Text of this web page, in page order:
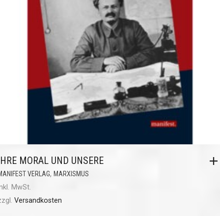
MORAL UND UNSERE
VERLAG, MARXISMUS
MwSt.
Versandkosten